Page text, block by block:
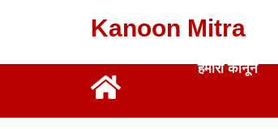
Kanoon Mitra
हमारा कानून